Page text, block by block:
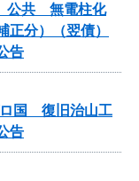
公共 無電柱化
分）（翌債）
告
ロ国 復旧治山工
告